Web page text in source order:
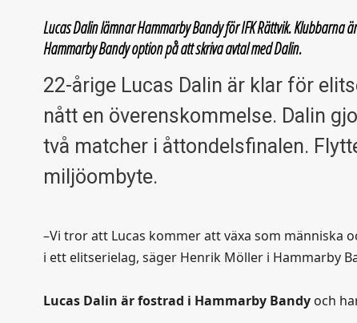
Lucas Dalin lämnar Hammarby Bandy för IFK Rättvik.
Hammarby Bandy option på att skriva avtal med Dalin.
22-årige Lucas Dalin är klar för
nått en överenskommelse. Dalin
två matcher i åttondelsfinalen.
miljöombyte.
–Vi tror att Lucas kommer att växa som människa
i ett elitserielag, säger Henrik Möller i Hammarby
Lucas Dalin är fostrad i Hammarby Bandyoch